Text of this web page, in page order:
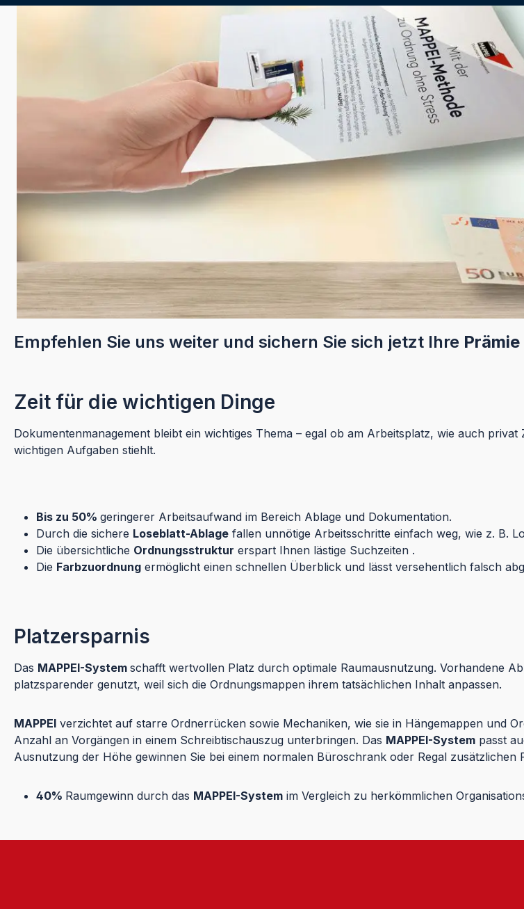
Empfehlen Sie uns weiter und sichern Sie sich jetzt Ihre Prämie
Zeit für die wichtigen Dinge
Dokumentenmanagement bleibt ein wichtiges Thema – egal ob am Arbeitsplatz, wie auch
wichtigen Aufgaben stiehlt.
Bis zu 50% geringerer Arbeitsaufwand im Bereich Ablage und Dokumentation.
Durch die sichere Loseblatt-Ablage fallen unnötige Arbeitsschritte einfach weg, wie z. B.
Die übersichtliche Ordnungsstruktur erspart Ihnen lästige Suchzeiten .
Die Farbzuordnung ermöglicht einen schnellen Überblick und lässt versehentlich falsch
Platzersparnis
Das MAPPEI-System schafft wertvollen Platz durch optimale Raumausnutzung. Vorhandene
platzsparender genutzt, weil sich die Ordnungsmappen ihrem tatsächlichen Inhalt anpassen.
MAPPEI verzichtet auf starre Ordnerrücken sowie Mechaniken, wie sie in Hängemappen und
Anzahl an Vorgängen in einem Schreibtischauszug unterbringen. Das MAPPEI-System passt
Ausnutzung der Höhe gewinnen Sie bei einem normalen Büroschrank oder Regal zusätzlichen
40% Raumgewinn durch das MAPPEI-System im Vergleich zu herkömmlichen